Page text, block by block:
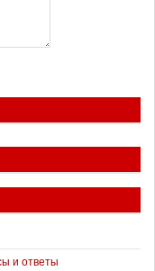
и ответы